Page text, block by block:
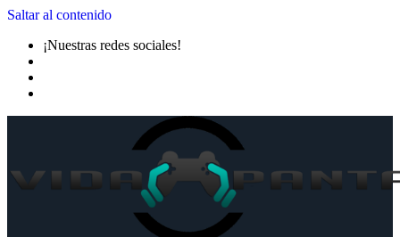
Saltar al contenido
¡Nuestras redes sociales!